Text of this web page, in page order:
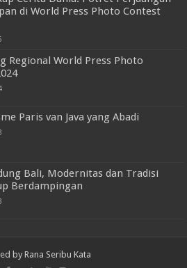
di World Press Photo Contest
Regional World Press Photo
Paris van Java yang Abadi
Bali, Modernitas dan Tradisi
Berdampingan
by Rana Seribu Kata